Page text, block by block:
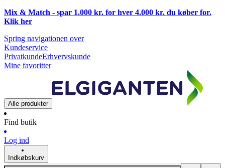
Mix & Match - spar 1.000 kr. for hver 4.000 kr. du køber for.
Klik her
Spring navigationen over
Kundeservice
PrivatkundeErhvervskunde
Mine favoritter
Alle produkter
Find butik
Log ind
Indkøbskurv